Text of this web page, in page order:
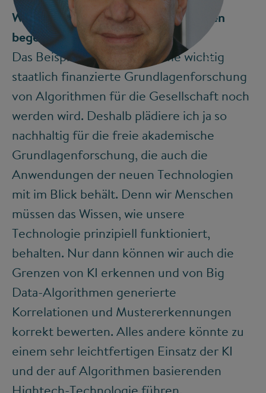
©
Wie kann man solchen Entwicklungen
begegnen?
Das Beispiel lässt erahnen, wie wichtig
staatlich finanzierte Grundlagenforschung
von Algorithmen für die Gesellschaft noch
werden wird. Deshalb plädiere ich ja so
nachhaltig für die freie akademische
Grundlagenforschung, die auch die
Anwendungen der neuen Technologien
mit im Blick behält. Denn wir Menschen
müssen das Wissen, wie unsere
Technologie prinzipiell funktioniert,
behalten. Nur dann können wir auch die
Grenzen von KI erkennen und von Big
Data-Algorithmen generierte
Korrelationen und Mustererkennungen
korrekt bewerten. Alles andere könnte zu
einem sehr leichtfertigen Einsatz der KI
und der auf Algorithmen basierenden